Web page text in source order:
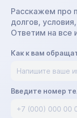
Расскажем про
долгов,
Ответим на все
Как к вам
Введите номер